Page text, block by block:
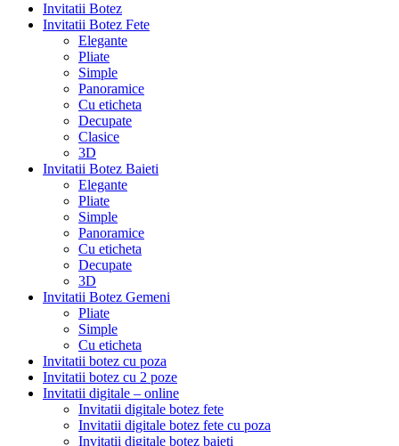
Invitatii Botez
Invitatii Botez Fete
Elegante
Pliate
Simple
Panoramice
Cu eticheta
Decupate
Clasice
3D
Invitatii Botez Baieti
Elegante
Pliate
Simple
Panoramice
Cu eticheta
Decupate
3D
Invitatii Botez Gemeni
Pliate
Simple
Cu eticheta
Invitatii botez cu poza
Invitatii botez cu 2 poze
Invitatii digitale – online
Invitatii digitale botez fete
Invitatii digitale botez fete cu poza
Invitatii digitale botez baieti